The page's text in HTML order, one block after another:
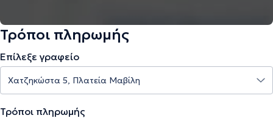
Τρόποι πληρωμής
Επίλεξε γραφείο
Τρόποι πληρωμής